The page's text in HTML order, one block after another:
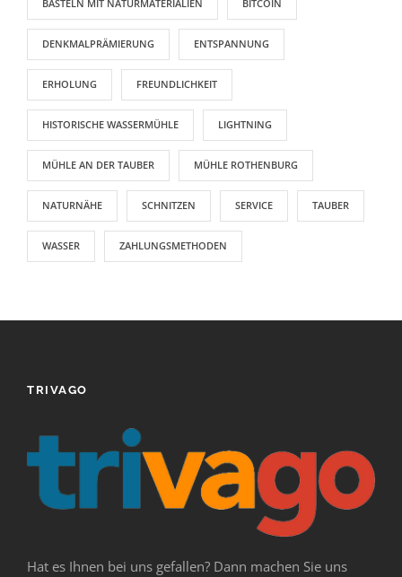
BASTELN MIT NATURMATERIALIEN BITCOIN
DENKMALPRÄMIERUNG ENTSPANNUNG
ERHOLUNG FREUNDLICHKEIT
HISTORISCHE WASSERMÜHLE LIGHTNING
MÜHLE AN DER TAUBER MÜHLE ROTHENBURG
NATURNÄHE SCHNITZEN SERVICE TAUBER
WASSER ZAHLUNGSMETHODEN
TRIVAGO
Hat es Ihnen bei uns gefallen? Dann machen Sie uns